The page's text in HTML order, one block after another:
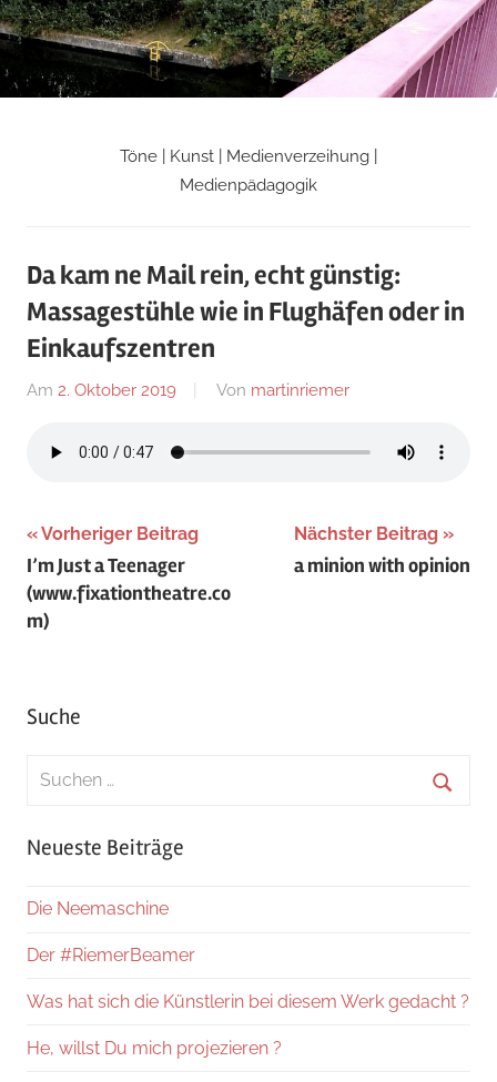
Zum
Inhalt
springen
Martin
Blog
Töne | Kunst | Medienverzeihung |
Medienpädagogik
Da kam ne Mail rein, echt günstig:
Massagestühle wie in Flughäfen oder in
Einkaufszentren
Am 2. Oktober 2019 Von martinriemer
Beitragsnavigation
Vorheriger Beitrag
I’m Just a Teenager
(www.fixationtheatre.co
m)
Nächster Beitrag
a minion with opinion
Suche
Suchen
Neueste Beiträge
Die Neemaschine
Der #RiemerBeamer
Was hat sich die Künstlerin bei diesem Werk gedacht ?
He, willst Du mich projezieren ?